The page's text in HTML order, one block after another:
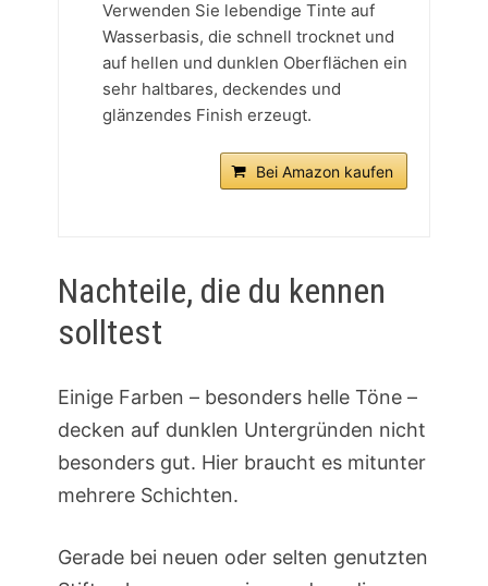
Verwenden Sie lebendige Tinte auf
Wasserbasis, die schnell trocknet und
auf hellen und dunklen Oberflächen ein
sehr haltbares, deckendes und
glänzendes Finish erzeugt.
Bei Amazon kaufen
Nachteile, die du kennen
solltest
Einige Farben – besonders helle Töne –
decken auf dunklen Untergründen nicht
besonders gut. Hier braucht es mitunter
mehrere Schichten.
Gerade bei neuen oder selten genutzten